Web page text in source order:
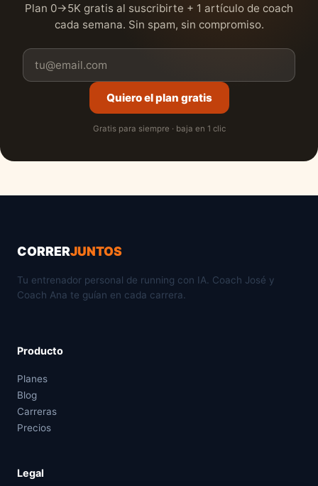
Plan 0→5K gratis al suscribirte + 1 artículo de coach
cada semana. Sin spam, sin compromiso.
Quiero el plan gratis
Gratis para siempre · baja en 1 clic
CORRERJUNTOS
Tu entrenador personal de running con IA. Coach José y
Coach Ana te guían en cada carrera.
Producto
Planes
Blog
Carreras
Precios
Legal